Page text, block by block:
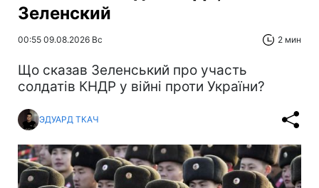
Зеленский
00:55 09.08.2026 Вс 2 мин
Що сказав Зеленський про участь
солдатів КНДР у війні проти України?
ЭДУАРД ТКАЧ